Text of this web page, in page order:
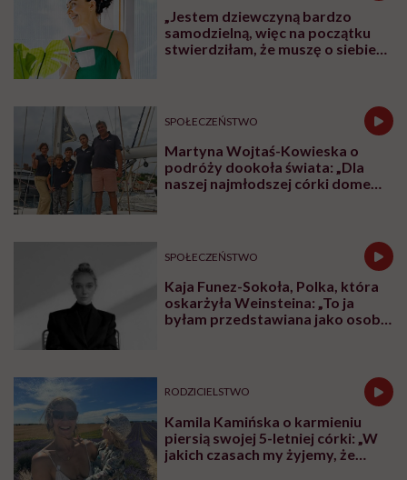
„Jestem dziewczyną bardzo
samodzielną, więc na początku
stwierdziłam, że muszę o siebie
SPOŁECZEŃSTWO
Martyna Wojtaś-Kowieska o
podróży dookoła świata: „Dla
naszej najmłodszej córki domem
SPOŁECZEŃSTWO
Kaja Funez-Sokoła, Polka, która
oskarżyła Weinsteina: „To ja
byłam przedstawiana jako osoba,
RODZICIELSTWO
Kamila Kamińska o karmieniu
piersią swojej 5-letniej córki: „W
jakich czasach my żyjemy, że